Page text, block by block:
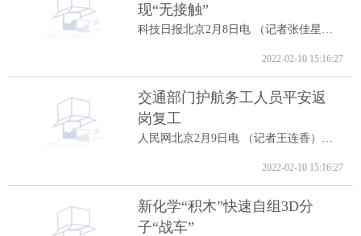
现“无接触”
2022-02-10 15:16:27
交通部门护航务工人员平安返
岗复工
2022-02-10 15:16:27
新化学“积木”快速自组3D分
子“战车”